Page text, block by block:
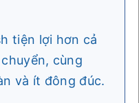
tiện lợi hơn cả
cùng
và ít đông đúc.